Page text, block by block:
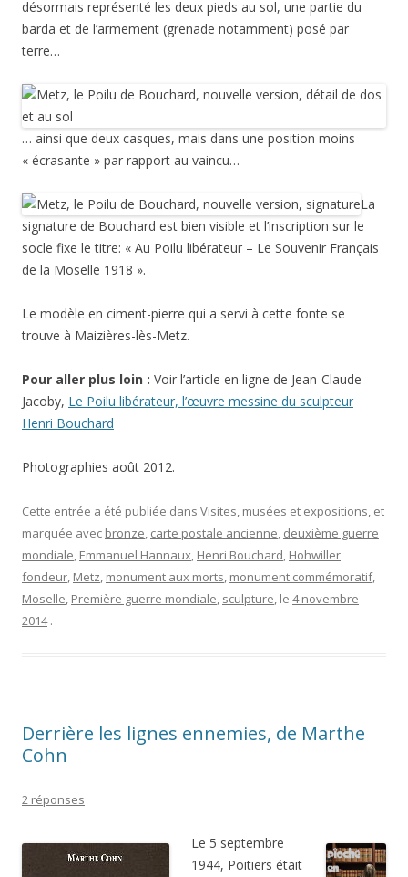
désormais représenté les deux pieds au sol, une partie du
barda et de l’armement (grenade notamment) posé par
terre…
… ainsi que deux casques, mais dans une position moins
« écrasante » par rapport au vaincu…
La
signature de Bouchard est bien visible et l’inscription sur le
socle fixe le titre: « Au Poilu libérateur – Le Souvenir Français
de la Moselle 1918 ».
Le modèle en ciment-pierre qui a servi à cette fonte se
trouve à Maizières-lès-Metz.
Pour aller plus loin : Voir l’article en ligne de Jean-Claude
Jacoby, Le Poilu libérateur, l’œuvre messine du sculpteur
Henri Bouchard
Photographies août 2012.
Cette entrée a été publiée dans Visites, musées et expositions, et
marquée avec bronze, carte postale ancienne, deuxième guerre
mondiale, Emmanuel Hannaux, Henri Bouchard, Hohwiller
fondeur, Metz, monument aux morts, monument commémoratif,
Moselle, Première guerre mondiale, sculpture, le 4 novembre
2014 .
Derrière les lignes ennemies, de Marthe
Cohn
2 réponses
Le 5 septembre
1944, Poitiers était